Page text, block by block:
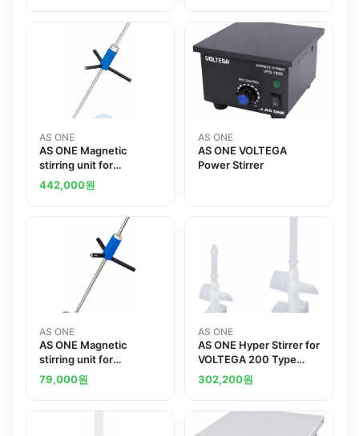
AS ONE
AS ONE Magnetic
stirring unit for
VOLTEGA
442,000원
AS ONE
AS ONE VOLTEGA
Power Stirrer
AS ONE
AS ONE Magnetic
stirring unit for
VOLTEGAand others
79,000원
AS ONE
AS ONE Hyper Stirrer for
VOLTEGA 200 Type
Smalland others
302,200원